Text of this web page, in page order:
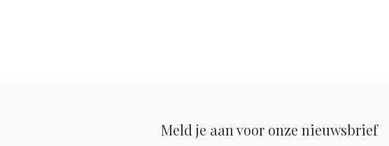
Meld je aan voor onze nieuwsbrief